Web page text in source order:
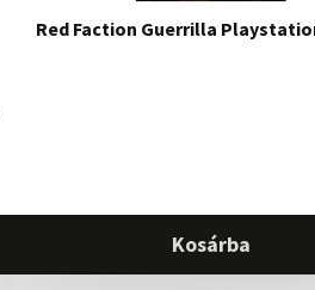
Red Faction Guerrilla
Kosárba